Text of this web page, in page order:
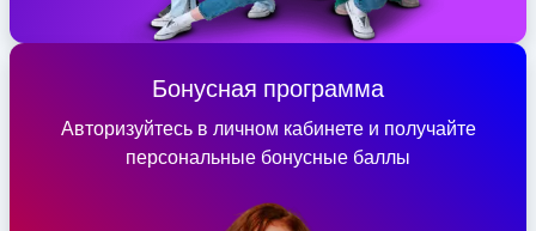
Бонусная программа
Авторизуйтесь в личном кабинете и получайте
персональные бонусные баллы